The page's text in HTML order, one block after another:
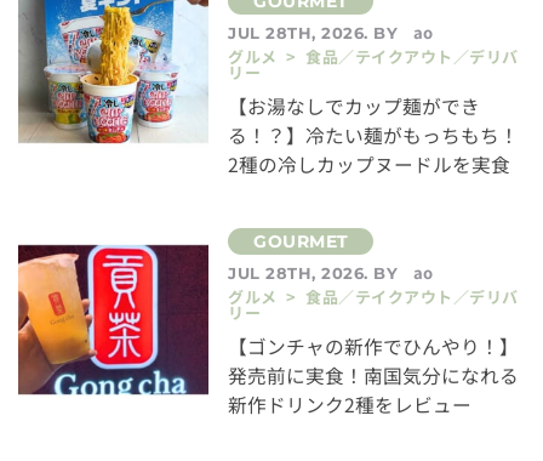
JUL 28TH, 2026. BY
ao
グルメ > 食品／テイクアウト／デリバ
リー
【お湯なしでカップ麺ができ
る！？】冷たい麺がもっちもち！
2種の冷しカップヌードルを実食
JUL 28TH, 2026. BY
ao
グルメ > 食品／テイクアウト／デリバ
リー
【ゴンチャの新作でひんやり！】
発売前に実食！南国気分になれる
新作ドリンク2種をレビュー